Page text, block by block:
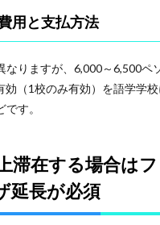
用と支払方法
なりますが、6,000～6,500ペ
効（1校のみ有効）を語学学
す。
滞在する場合は
延長が必須